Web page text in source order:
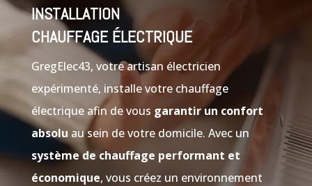
INSTALLATION
CHAUFFAGE ÉLECTRIQUE
GregElec43, votre artisan électricien
expérimenté, installe votre chauffage
électrique afin de vous garantir un confort
absolu au sein de votre domicile. Avec un
système de chauffage performant et
économique, vous créez un environnement